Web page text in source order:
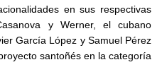
en sus respectivas
y Werner, el cubano
García López y Samuel Pérez
santoñés en la categoría